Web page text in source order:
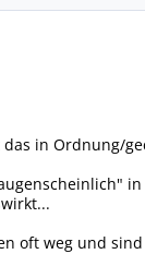
in Ordnung/
oft weg und